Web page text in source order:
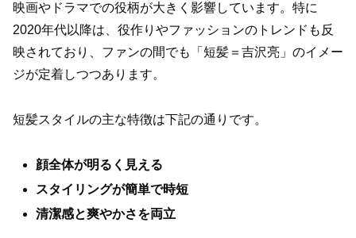
映画やドラマでの役柄が大きく影響しています。特に
2020年代以降は、役作りやファッションのトレンドも反
映されており、ファンの間でも「短髪＝吉沢亮」のイメー
ジが定着しつつあります。
短髪スタイルの主な特徴は下記の通りです。
顔全体が明るく見える
スタイリングが簡単で時短
清潔感と爽やかさを両立